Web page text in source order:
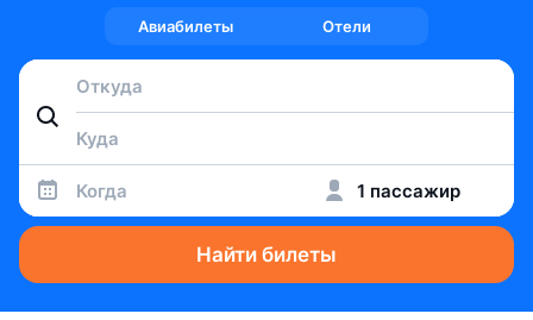
Авиабилеты Отели
Когда 1 пассажир
Найти билеты